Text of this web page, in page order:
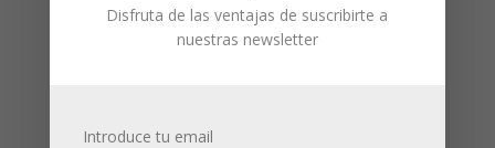
Disfruta de las ventajas de suscribirte a
nuestras newsletter
Introduce tu email